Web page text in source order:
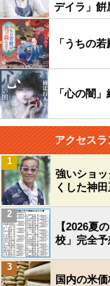
デイラ」餠
「うちの
「心の闇
アクセス
強いショ
くした神
1
【2026夏
校」完全
2
国内の米
3